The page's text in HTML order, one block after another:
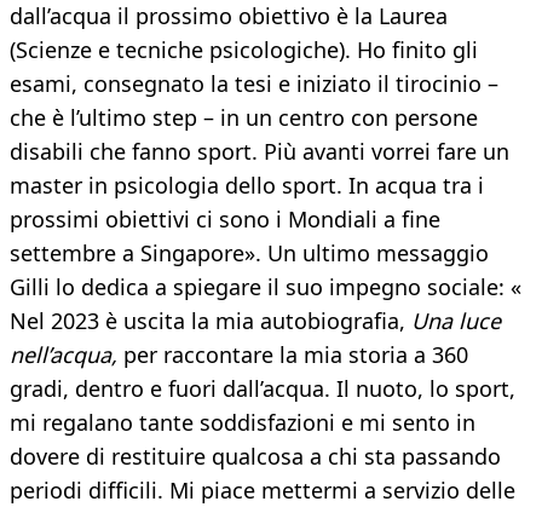
dall’acqua il prossimo obiettivo è la Laurea
(Scienze e tecniche psicologiche). Ho finito gli
esami, consegnato la tesi e iniziato il tirocinio –
che è l’ultimo step – in un centro con persone
disabili che fanno sport. Più avanti vorrei fare un
master in psicologia dello sport. In acqua tra i
prossimi obiettivi ci sono i Mondiali a fine
settembre a Singapore». Un ultimo messaggio
Gilli lo dedica a spiegare il suo impegno sociale: «
Nel 2023 è uscita la mia autobiografia, Una luce
nell’acqua, per raccontare la mia storia a 360
gradi, dentro e fuori dall’acqua. Il nuoto, lo sport,
mi regalano tante soddisfazioni e mi sento in
dovere di restituire qualcosa a chi sta passando
periodi difficili. Mi piace mettermi a servizio delle